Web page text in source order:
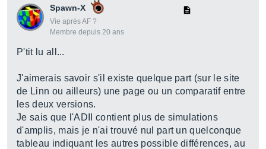
Spawn-X
Vie après AF ?
Membre depuis 20 ans
P'tit lu all...
J'aimerais savoir s'il existe quelque part (sur le site
de Linn ou ailleurs) une page ou un comparatif entre
les deux versions.
Je sais que l'ADII contient plus de simulations
d'amplis, mais je n'ai trouvé nul part un quelconque
tableau indiquant les autres possible différences, au